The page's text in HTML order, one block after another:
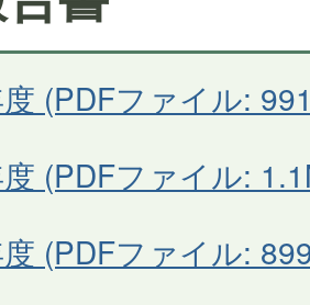
(PDFファイル:
(PDFファイル:
(PDFファイル: